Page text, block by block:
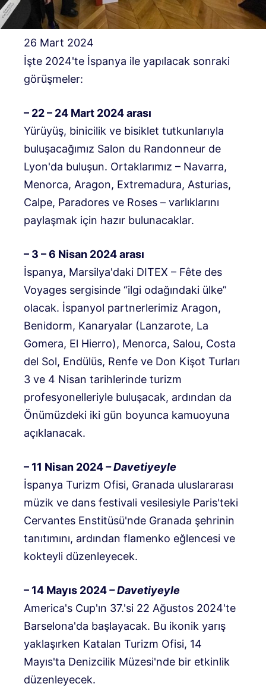
26 Mart 2024
İşte 2024'te İspanya ile yapılacak sonraki
görüşmeler:
– 22 – 24 Mart 2024 arası
Yürüyüş, binicilik ve bisiklet tutkunlarıyla
buluşacağımız Salon du Randonneur de
Lyon'da buluşun. Ortaklarımız – Navarra,
Menorca, Aragon, Extremadura, Asturias,
Calpe, Paradores ve Roses – varlıklarını
paylaşmak için hazır bulunacaklar.
– 3 – 6 Nisan 2024 arası
İspanya, Marsilya'daki DITEX – Fête des
Voyages sergisinde “ilgi odağındaki ülke”
olacak. İspanyol partnerlerimiz Aragon,
Benidorm, Kanaryalar (Lanzarote, La
Gomera, El Hierro), Menorca, Salou, Costa
del Sol, Endülüs, Renfe ve Don Kişot Turları
3 ve 4 Nisan tarihlerinde turizm
profesyonelleriyle buluşacak, ardından da
Önümüzdeki iki gün boyunca kamuoyuna
açıklanacak.
– 11 Nisan 2024– Davetiyeyle
İspanya Turizm Ofisi, Granada uluslararası
müzik ve dans festivali vesilesiyle Paris'teki
Cervantes Enstitüsü'nde Granada şehrinin
tanıtımını, ardından flamenko eğlencesi ve
kokteyli düzenleyecek.
– 14 Mayıs 2024– Davetiyeyle
America's Cup'ın 37.'si 22 Ağustos 2024'te
Barselona'da başlayacak. Bu ikonik yarış
yaklaşırken Katalan Turizm Ofisi, 14
Mayıs'ta Denizcilik Müzesi'nde bir etkinlik
düzenleyecek.